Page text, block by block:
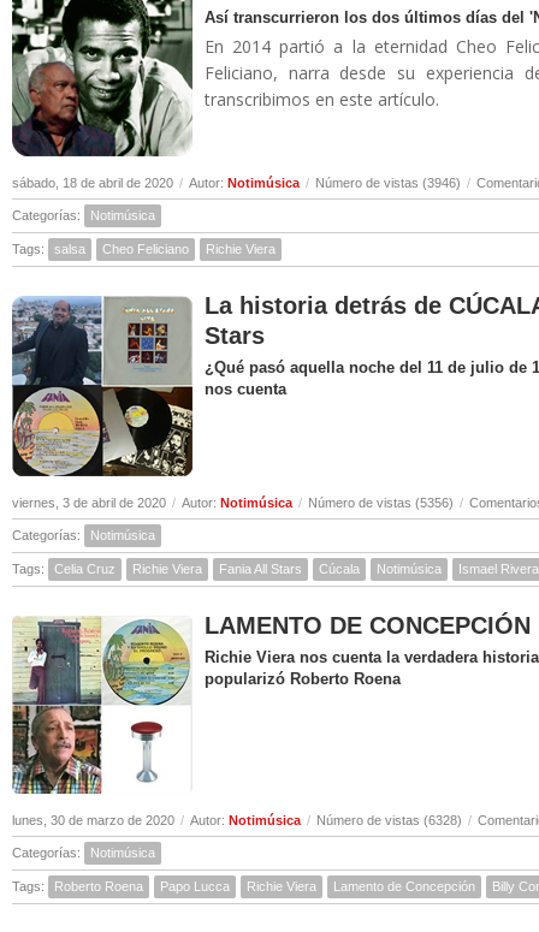
Así transcurrieron los dos últimos días del
En 2014 partió a la eternidad Cheo
Feliciano, narra desde su experiencia
transcribimos en este artículo.
sábado, 18 de abril de 2020 / Autor: Notimúsica / Número de vistas (3946) /
Categorías: Notimúsica
Tags: salsa Cheo Feliciano Richie Viera
La historia detrás de
Stars
¿Qué pasó aquella noche del 11 de julio de
nos cuenta
viernes, 3 de abril de 2020 / Autor: Notimúsica / Número de vistas (5356) /
Categorías: Notimúsica
Tags: Celia Cruz Richie Viera Fania All Stars Cúcala Notimúsica Ismael Rivera
LAMENTO DE
Richie Viera nos cuenta la verdadera
popularizó Roberto Roena
lunes, 30 de marzo de 2020 / Autor: Notimúsica / Número de vistas (6328) /
Categorías: Notimúsica
Tags: Roberto Roena Papo Lucca Richie Viera Lamento de Concepción Billy